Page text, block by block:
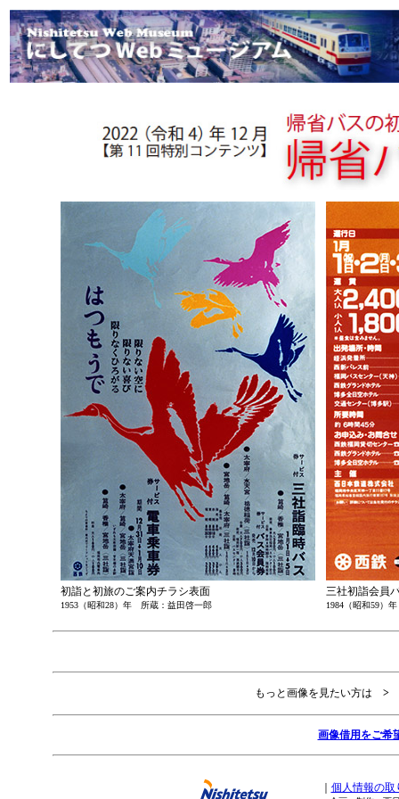
初詣と初旅のご案内チラシ表面
1953（昭和28）年 所蔵：益田啓一郎
三社初詣会員
1984（昭和59）
もっと画像を見たい方は >
画像借用をご希
個人情報の取